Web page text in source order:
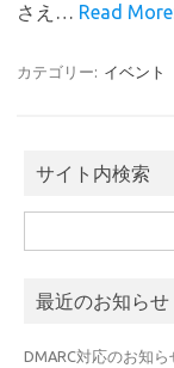
さえ… Read
カテゴリー: イベント
サイト内検索
索:
最近のお知らせ
DMARC対応のお知ら